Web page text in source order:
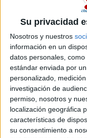
Su privacidad
Nosotros y nuestros
información en un
datos personales,
estándar enviada por
personalizado,
investigación de
permiso, nosotros y
localización geográfica
características de
su consentimiento a
Inicio
Etiquetas: La